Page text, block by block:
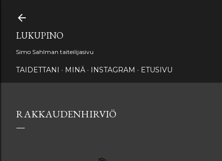
LUKUPINO
Simo Sahlman taiteilijasivu
TAIDETTANI MINÄ INSTAGRAM ETUSIVU
RAKKAUDENHIRVIÖ